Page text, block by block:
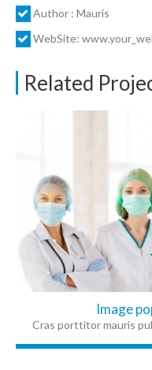
Author : Mauris
WebSite:
Related
Image
Cras porttitor mauris